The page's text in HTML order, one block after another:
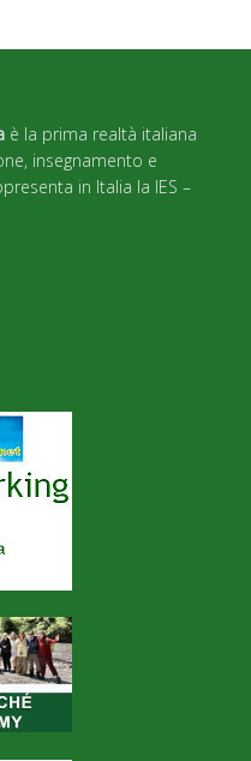
è la prima realtà italiana
insegnamento e
in Italia la IES –